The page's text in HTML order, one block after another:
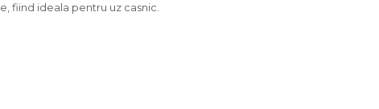
fiind ideala pentru uz casnic.